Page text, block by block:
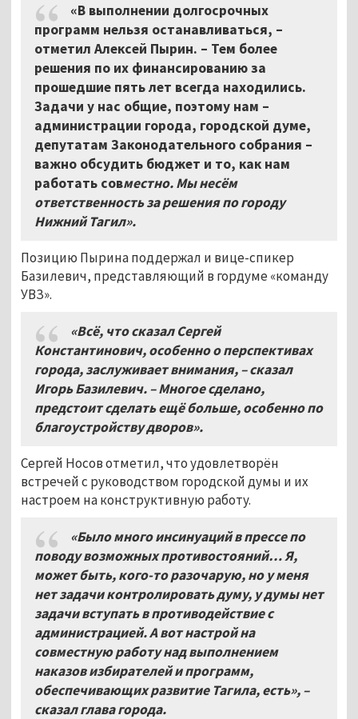
«В выполнении долгосрочных
программ нельзя останавливаться, –
отметил Алексей Пырин. – Тем более
решения по их финансированию за
прошедшие пять лет всегда находились.
Задачи у нас общие, поэтому нам –
администрации города, городской думе,
депутатам Законодательного собрания –
важно обсудить бюджет и то, как нам
работать совместно. Мы несём
ответственность за решения по городу
Нижний Тагил».
Позицию Пырина поддержал и вице-спикер
Базилевич, представляющий в гордуме «команду
УВЗ».
«Всё, что сказал Сергей
Константинович, особенно о перспективах
города, заслуживает внимания, – сказал
Игорь Базилевич. – Многое сделано,
предстоит сделать ещё больше, особенно по
благоустройству дворов».
Сергей Носов отметил, что удовлетворён
встречей с руководством городской думы и их
настроем на конструктивную работу.
«Было много инсинуаций в прессе по
поводу возможных противостояний… Я,
может быть, кого-то разочарую, но у меня
нет задачи контролировать думу, у думы нет
задачи вступать в противодействие с
администрацией. А вот настрой на
совместную работу над выполнением
наказов избирателей и программ,
обеспечивающих развитие Тагила, есть», –
сказал глава города.